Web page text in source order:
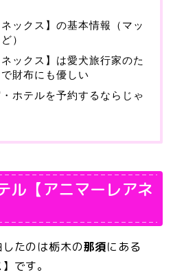
ネックス】の基本情報（マッ
）
ネックス】は愛犬旅行家のた
財布にも優しい
ホテルを予約するならじゃ
ル【アニマーレアネ
たのは栃木の那須にある
】 です。